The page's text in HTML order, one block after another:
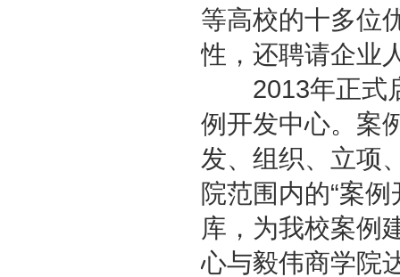
等高校的十多位
性，还聘请企业
2013年正式启
例开发中心。案
发、组织、立项
院范围内的“案
库，为我校案例
心与毅伟商学院